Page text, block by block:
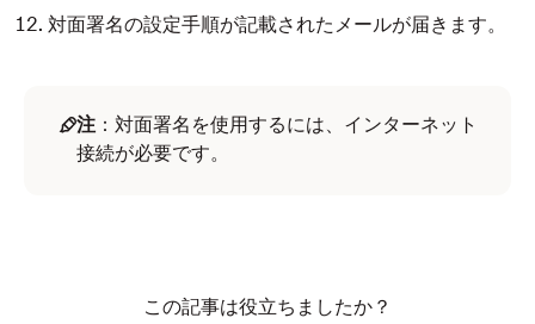
対面署名の設定手順が記載されたメールが届きます。
注 ：対面署名を使用するには、インターネット
接続が必要です。
この記事は役立ちましたか？